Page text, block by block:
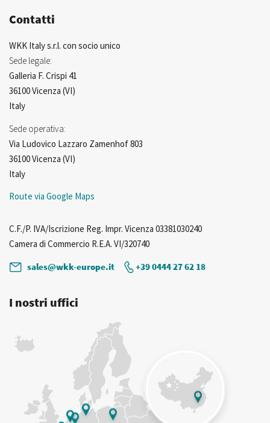
Contatti
WKK Italy s.r.l. con socio unico
Sede legale:
Galleria F. Crispi 41
36100 Vicenza (VI)
Italy
Sede operativa:
Via Ludovico Lazzaro Zamenhof 803
36100 Vicenza (VI)
Italy
Route via Google Maps
C.F./P. IVA/Iscrizione Reg. Impr. Vicenza 03381030240
Camera di Commercio R.E.A. VI/320740
sales@wkk-europe.it
+39 0444 27 62 18
I nostri uffici